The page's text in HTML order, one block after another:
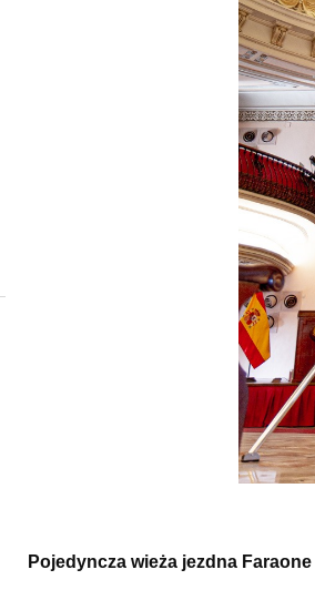
COM180.AB Rusztowanie
aluminiowe FARAONE COMPACT
AB jezdne - wysokość robocza
5 940,90 zł
5 035,74 zł
Pojedyncza wieża jezdna